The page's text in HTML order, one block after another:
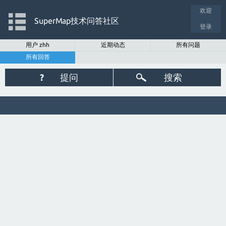
欢迎
登录
SuperMap技术问答社区
用户 zhh 近期动态
所有问题
所有回答
? 提问 搜索